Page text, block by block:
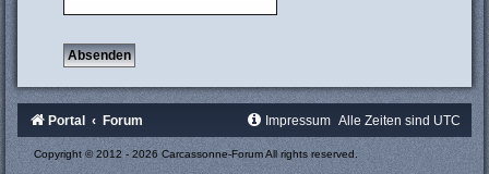
Portal Forum Alle Zeiten sind UTC
Impressum
Copyright © 2012 - 2026 Carcassonne-Forum All rights reserved.